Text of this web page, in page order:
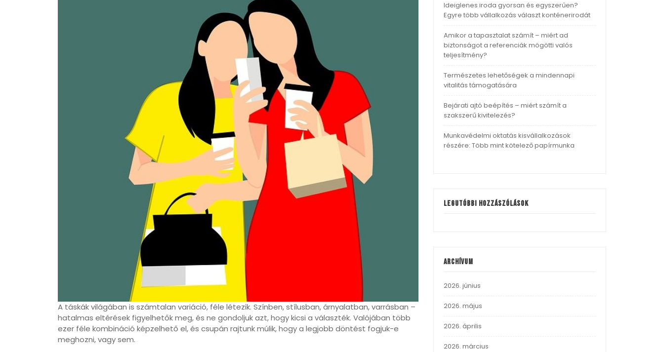
A táskák világában is számtalan variáció, féle létezik. Színben, stílusban, árnyalatban, varrásban –
hatalmas eltérések figyelhetők meg, és ne gondoljuk azt, hogy kicsi a választék. Valójában több
ezer féle kombináció képzelhető el, és csupán rajtunk múlik, hogy a legjobb döntést fogjuk-e
meghozni, vagy sem.
Ideiglenes iroda gyorsan és egyszerűen?
Egyre több vállalkozás választ konténerirodát
Amikor a tapasztalat számít – miért ad
biztonságot a referenciák mögötti valós
teljesítmény?
Természetes lehetőségek a mindennapi
vitalitás támogatására
Bejárati ajtó beépítés – miért számít a
szakszerű kivitelezés?
Munkavédelmi oktatás kisvállalkozások
részére: Több mint kötelező papírmunka
Legutóbbi hozzászólások
Archívum
2026. június
2026. május
2026. április
2026. március